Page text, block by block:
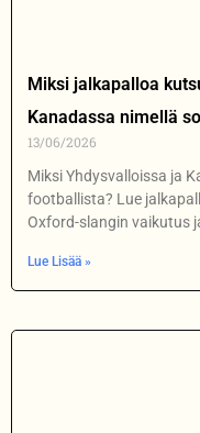
Miksi jalkapalloa
Kanadassa nimellä
13/06/2026
Miksi Yhdysvalloissa ja
footballista? Lue
Oxford-slangin vaikutus
Lue Lisää »